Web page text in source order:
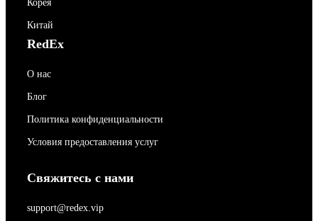
Корея
Китай
RedEx
О нас
Блог
Политика конфиденциальности
Условия предоставления услуг
Свяжитесь с нами
support@redex.vip